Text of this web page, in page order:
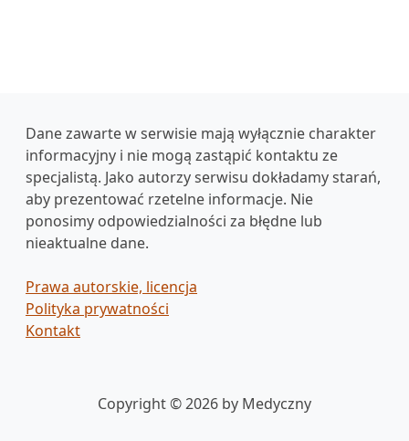
Dane zawarte w serwisie mają wyłącznie charakter
informacyjny i nie mogą zastąpić kontaktu ze
specjalistą. Jako autorzy serwisu dokładamy starań,
aby prezentować rzetelne informacje. Nie
ponosimy odpowiedzialności za błędne lub
nieaktualne dane.
Prawa autorskie, licencja
Polityka prywatności
Kontakt
Copyright © 2026 by Medyczny